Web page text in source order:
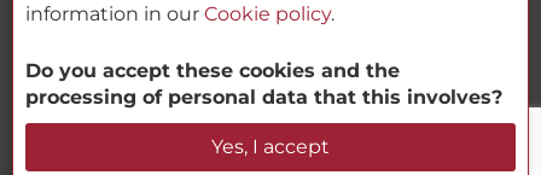
NH Collection Barcelona Gran Hotel
Calderón
Verifica la disponibilità
© 2000-2026 MINOR HOTELS EUROPE & AMERICAS Santa Engracia
120. 28003 Madrid, Spagna
information in our Cookie policy.
Do you accept these cookies and the
processing of personal data that this involves?
Yes, I accept